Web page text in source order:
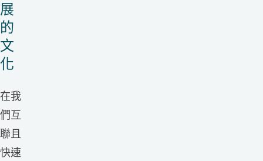
展
的
文
化​
在我
們互
聯且
快速